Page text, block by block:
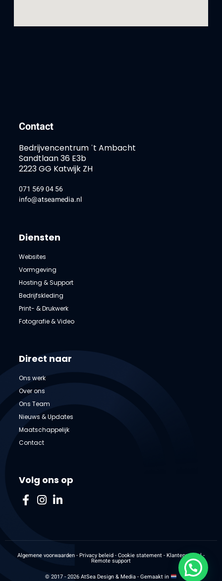
Contact
Bedrijvencentrum ˈt Ambacht
Sandtlaan 36 E3b
2223 GG Katwijk ZH
071 569 04 56
info@atseamedia.nl
Diensten
Websites
Vormgeving
Hosting & Support
Bedrijfskleding
Print- & Drukwerk
Fotografie & Video
Direct naar
Ons werk
Over ons
Ons Team
Nieuws & Updates
Maatschappelijk
Contact
Volg ons op
© 2017 - 2026 AtSea Design & Media - Gemaakt in
Algemene voorwaarden- Privacy beleid-Cookie statement- Klantenpaneel-
Remote support